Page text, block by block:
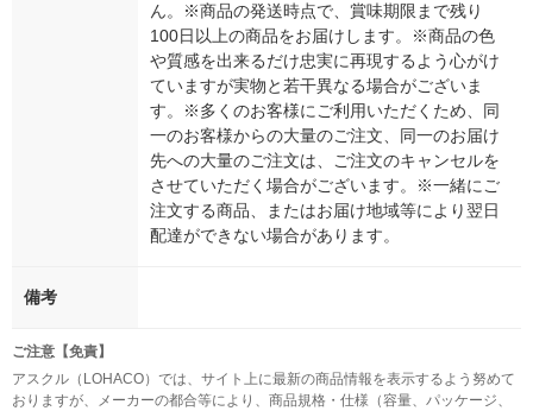
ん。※商品の発送時点で、賞味期限まで残り
100日以上の商品をお届けします。※商品の色
や質感を出来るだけ忠実に再現するよう心がけ
ていますが実物と若干異なる場合がございま
す。※多くのお客様にご利用いただくため、同
一のお客様からの大量のご注文、同一のお届け
先への大量のご注文は、ご注文のキャンセルを
させていただく場合がございます。※一緒にご
注文する商品、またはお届け地域等により翌日
配達ができない場合があります。
備考
ご注意【免責】
アスクル（LOHACO）では、サイト上に最新の商品情報を表示するよう努めて
おりますが、メーカーの都合等により、商品規格・仕様（容量、パッケージ、